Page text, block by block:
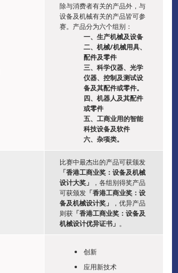
除与消费者有关的产品外，与
设备及机械有关的产品皆可参
赛。产品分为六个组别：
一、生产机械及设备
二、机械/机械用具、
配件及零件
三、科学仪器、光学
仪器、控制及测试设
备及其配件或零件。
四、机器人及其配件
或零件
五、工商业用的智能
科技设备及软件
六、杂项类。
比赛中最杰出的产品可获颁发
「香港工商业奖：设备及机械
设计大奖」
，各组别得奖产品
可获颁发 「香港工商业奖：设
备及机械设计奖」
，优异产品
则获 「香港工商业奖：设备及
机械设计优异证书」
创新
应用新技术